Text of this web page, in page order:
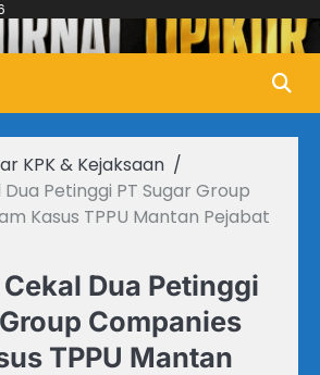
KPK & Kejaksaan
Petinggi PT Sugar Group
Kasus TPPU Mantan Pejabat
Dua Petinggi
Companies
TPPU Mantan